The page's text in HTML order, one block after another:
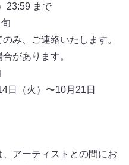
23:59 まで
み、ご連絡いたします。
があります。
日（火）〜10月21日
アーティストとの間にお